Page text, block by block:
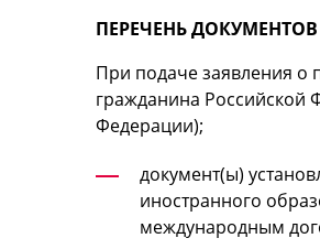
ПЕРЕЧЕНЬ ДОКУМЕНТОВ
При подаче заявления о
гражданина Российской
Федерации);
документ(ы)
иностранного
международным